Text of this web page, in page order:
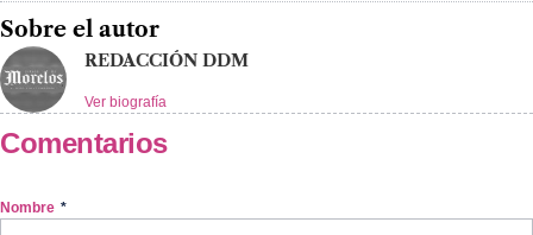
Sobre el autor
REDACCIÓN DDM
Ver biografía
Comentarios
Nombre *